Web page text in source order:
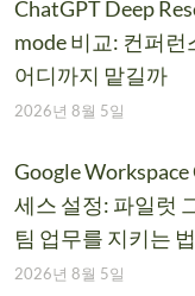
ChatGPT Deep
mode 비교: 컨퍼런
어디까지 맡길까
2026년 8월 5일
Google Workspace
세스 설정: 파일럿
팀 업무를 지키는 법
2026년 8월 5일